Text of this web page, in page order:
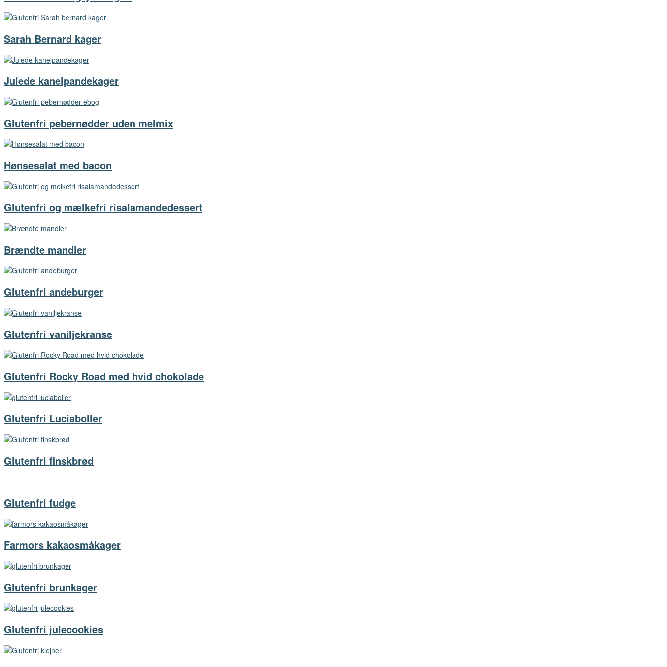
Sarah Bernard kager
Julede kanelpandekager
Glutenfri pebernødder uden melmix
Hønsesalat med bacon
Glutenfri og mælkefri risalamandedessert
Brændte mandler
Glutenfri andeburger
Glutenfri vaniljekranse
Glutenfri Rocky Road med hvid chokolade
Glutenfri Luciaboller
Glutenfri finskbrød
Glutenfri fudge
Farmors kakaosmåkager
Glutenfri brunkager
Glutenfri julecookies